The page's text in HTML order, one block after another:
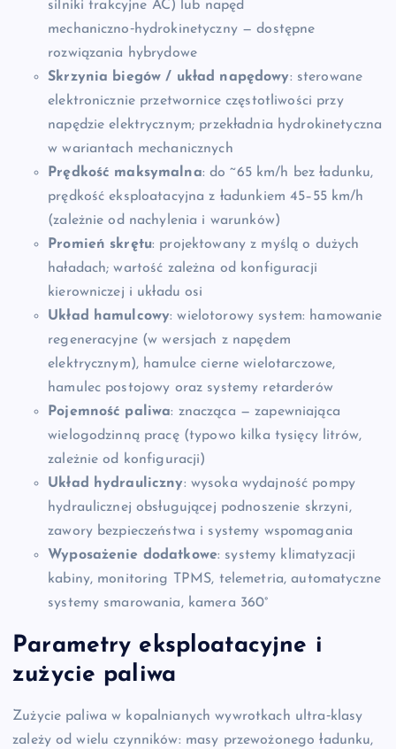
silniki trakcyjne AC) lub napęd
mechaniczno‑hydrokinetyczny — dostępne
rozwiązania hybrydowe
Skrzynia biegów / układ napędowy: sterowane
elektronicznie przetwornice częstotliwości przy
napędzie elektrycznym; przekładnia hydrokinetyczna
w wariantach mechanicznych
Prędkość maksymalna: do ~65 km/h bez ładunku,
prędkość eksploatacyjna z ładunkiem 45–55 km/h
(zależnie od nachylenia i warunków)
Promień skrętu: projektowany z myślą o dużych
haładach; wartość zależna od konfiguracji
kierowniczej i układu osi
Układ hamulcowy: wielotorowy system: hamowanie
regeneracyjne (w wersjach z napędem
elektrycznym), hamulce cierne wielotarczowe,
hamulec postojowy oraz systemy retarderów
Pojemność paliwa: znacząca — zapewniająca
wielogodzinną pracę (typowo kilka tysięcy litrów,
zależnie od konfiguracji)
Układ hydrauliczny: wysoka wydajność pompy
hydraulicznej obsługującej podnoszenie skrzyni,
zawory bezpieczeństwa i systemy wspomagania
Wyposażenie dodatkowe: systemy klimatyzacji
kabiny, monitoring TPMS, telemetria, automatyczne
systemy smarowania, kamera 360°
Parametry eksploatacyjne i
zużycie paliwa
Zużycie paliwa w kopalnianych wywrotkach ultra‑klasy
zależy od wielu czynników: masy przewożonego ładunku,